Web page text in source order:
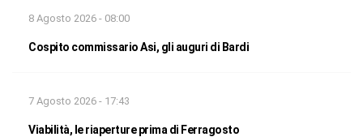
8 Agosto 2026 - 08:00
Cospito commissario Asi, gli auguri di Bardi
7 Agosto 2026 - 17:43
Viabilità, le riaperture prima di Ferragosto